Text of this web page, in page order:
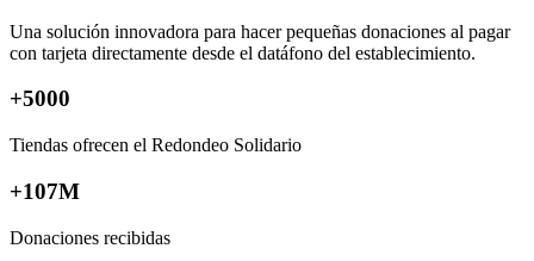
Una solución innovadora para hacer pequeñas donaciones al pagar
con tarjeta directamente desde el datáfono del establecimiento.
+5000
Tiendas ofrecen el Redondeo Solidario
+107M
Donaciones recibidas